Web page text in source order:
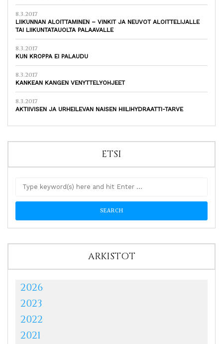
8.3.2017
LIIKUNNAN ALOITTAMINEN – VINKIT JA NEUVOT ALOITTELIJALLE
TAI LIIKUNTATAUOLTA PALAAVALLE
8.3.2017
KUN KROPPA EI PALAUDU
8.3.2017
KANKEAN KANGEN VENYTTELYOHJEET
8.3.2017
AKTIIVISEN JA URHEILEVAN NAISEN HIILIHYDRAATTI-TARVE
ETSI
ARKISTOT
2026
2023
2022
2021